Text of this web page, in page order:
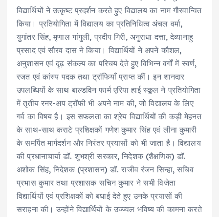
विद्यार्थियों ने उत्कृष्ट प्रदर्शन करते हुए विद्यालय का नाम गौरवान्वित
किया। प्रतियोगिता में विद्यालय का प्रतिनिधित्व अंचल वर्मा,
युगांतर सिंह, मृणाल गांगुली, प्रदीप गिरी, अनुराधा दत्ता, देव्यानाहु
प्रसाद एवं सौरव दास ने किया। विद्यार्थियों ने अपने कौशल,
अनुशासन एवं दृढ़ संकल्प का परिचय देते हुए विभिन्न वर्गों में स्वर्ण,
रजत एवं कांस्य पदक तथा ट्रॉफियाँ प्राप्त कीं। इन शानदार
उपलब्धियों के साथ बाल्डविन फार्म एरिया हाई स्कूल ने प्रतियोगिता
में तृतीय रनर-अप ट्रॉफी भी अपने नाम की, जो विद्यालय के लिए
गर्व का विषय है। इस सफलता का श्रेय विद्यार्थियों की कड़ी मेहनत
के साथ-साथ कराटे प्रशिक्षकों गणेश कुमार सिंह एवं लीना कुमारी
के समर्पित मार्गदर्शन और निरंतर प्रयासों को भी जाता है। विद्यालय
की प्रधानाचार्या डॉ. शुभश्री सरकार, निदेशक (शैक्षणिक) डॉ.
अशोक सिंह, निदेशक (प्रशासन) डॉ. राजीव रंजन सिन्हा, सचिव
प्रभास कुमार तथा प्रशासक सचिन कुमार ने सभी विजेता
विद्यार्थियों एवं प्रशिक्षकों को बधाई देते हुए उनके प्रयासों की
सराहना की। उन्होंने विद्यार्थियों के उज्ज्वल भविष्य की कामना करते